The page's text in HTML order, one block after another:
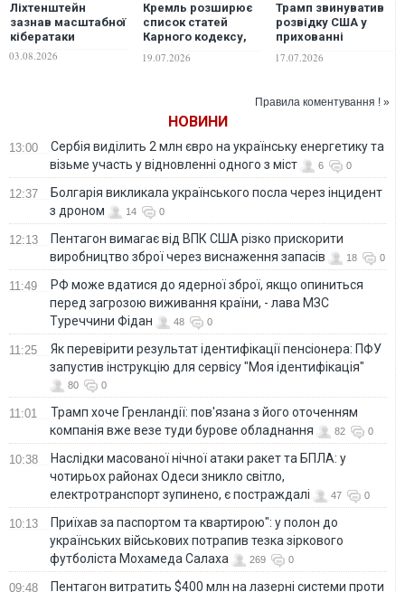
Ліхтенштейн
зазнав масштабної
кібератаки
03.08.2026
Кремль розширює
список статей
Карного кодексу,
за якими можна
підписати контракт
19.07.2026
Трамп звинуватив
розвідку США у
прихованні
втручання Китаю у
вибори президента
17.07.2026
Правила коментування ! »
НОВИНИ
13:00
Сербія виділить 2 млн євро на українську енергетику та
візьме участь у відновленні одного з міст
6 0
12:37
Болгарія викликала українського посла через інцидент
з дроном
14 0
12:13
Пентагон вимагає від ВПК США різко прискорити
виробництво зброї через виснаження запасів
18 0
11:49
РФ може вдатися до ядерної зброї, якщо опиниться
перед загрозою виживання країни, - лава МЗС
Туреччини Фідан
48 0
11:25
Як перевірити результат ідентифікації пенсіонера: ПФУ
запустив інструкцію для сервісу "Моя ідентифікація"
80 0
11:01
Трамп хоче Гренландії: пов'язана з його оточенням
компанія вже везе туди бурове обладнання
82 0
10:38
Наслідки масованої нічної атаки ракет та БПЛА: у
чотирьох районах Одеси зникло світло,
електротранспорт зупинено, є постраждалі
47 0
10:13
Приїхав за паспортом та квартирою": у полон до
українських військових потрапив тезка зіркового
футболіста Мохамеда Салаха
269 0
09:48 Пентагон витратить $400 млн на лазерні системи проти